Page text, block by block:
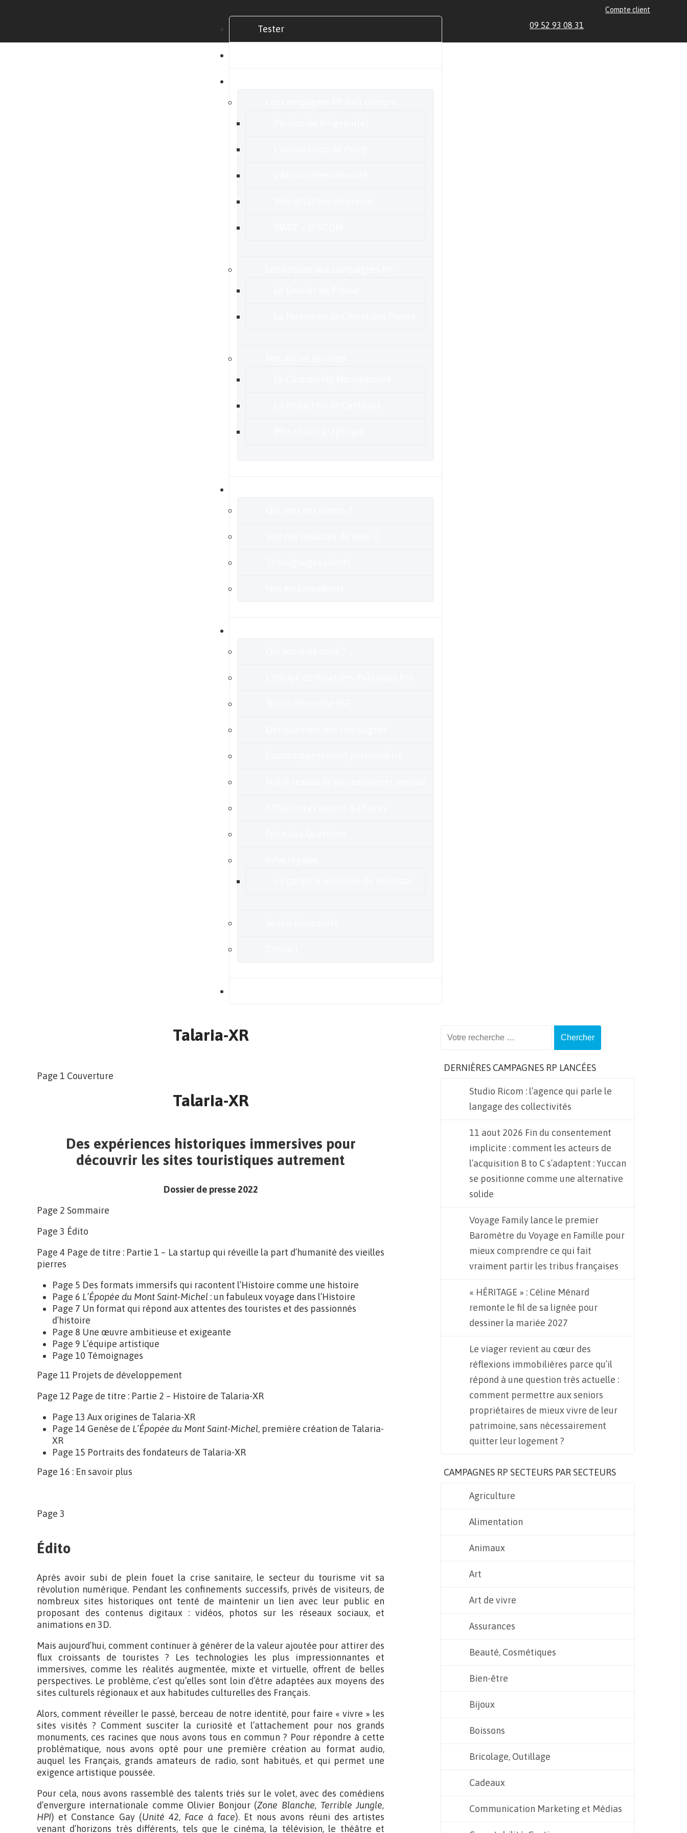
Tester
Compte client
09 52 93 08 31
Talaria-XR
Page 1 Couverture
Talaria-XR
Des expériences historiques immersives pour
découvrir les sites touristiques autrement
Dossier de presse 2022
Page 2 Sommaire
Page 3 Édito
Page 4 Page de titre : Partie 1 – La startup qui réveille la part d’humanité des vieilles
pierres
Page 5 Des formats immersifs qui racontent l’Histoire comme une histoire
Page 6 L’Épopée du Mont Saint-Michel : un fabuleux voyage dans l’Histoire
Page 7 Un format qui répond aux attentes des touristes et des passionnés
d’histoire
Page 8 Une œuvre ambitieuse et exigeante
Page 9 L’équipe artistique
Page 10 Témoignages
Page 11 Projets de développement
Page 12 Page de titre : Partie 2 – Histoire de Talaria-XR
Page 13 Aux origines de Talaria-XR
Page 14 Genèse de L’Épopée du Mont Saint-Michel, première création de Talaria-
XR
Page 15 Portraits des fondateurs de Talaria-XR
Page 16 : En savoir plus
Page 3
Édito
Après avoir subi de plein fouet la crise sanitaire, le secteur du tourisme vit sa
révolution numérique. Pendant les confinements successifs, privés de visiteurs, de
nombreux sites historiques ont tenté de maintenir un lien avec leur public en
proposant des contenus digitaux : vidéos, photos sur les réseaux sociaux, et
animations en 3D.
Mais aujourd’hui, comment continuer à générer de la valeur ajoutée pour attirer des
flux croissants de touristes ? Les technologies les plus impressionnantes et
immersives, comme les réalités augmentée, mixte et virtuelle, offrent de belles
perspectives. Le problème, c’est qu’elles sont loin d’être adaptées aux moyens des
sites culturels régionaux et aux habitudes culturelles des Français.
Alors, comment réveiller le passé, berceau de notre identité, pour faire « vivre » les
sites visités ? Comment susciter la curiosité et l’attachement pour nos grands
monuments, ces racines que nous avons tous en commun ? Pour répondre à cette
problématique, nous avons opté pour une première création au format audio,
auquel les Français, grands amateurs de radio, sont habitués, et qui permet une
exigence artistique poussée.
Pour cela, nous avons rassemblé des talents triés sur le volet, avec des comédiens
d’envergure internationale comme Olivier Bonjour (Zone Blanche, Terrible Jungle,
HPI) et Constance Gay (Unité 42, Face à face). Et nous avons réuni des artistes
venant d’horizons très différents, tels que le cinéma, la télévision, le théâtre et
DERNIÈRES CAMPAGNES RP LANCÉES
Studio Ricom : l’agence qui parle le
langage des collectivités
11 aout 2026 Fin du consentement
implicite : comment les acteurs de
l’acquisition B to C s’adaptent : Yuccan
se positionne comme une alternative
solide
Voyage Family lance le premier
Baromètre du Voyage en Famille pour
mieux comprendre ce qui fait
vraiment partir les tribus françaises
« HÉRITAGE » : Céline Ménard
remonte le fil de sa lignée pour
dessiner la mariée 2027
Le viager revient au cœur des
réflexions immobilières parce qu’il
répond à une question très actuelle :
comment permettre aux seniors
propriétaires de mieux vivre de leur
patrimoine, sans nécessairement
quitter leur logement ?
CAMPAGNES RP SECTEURS PAR SECTEURS
Agriculture
Alimentation
Animaux
Art
Art de vivre
Assurances
Beauté, Cosmétiques
Bien-être
Bijoux
Boissons
Bricolage, Outillage
Cadeaux
Communication Marketing et Médias